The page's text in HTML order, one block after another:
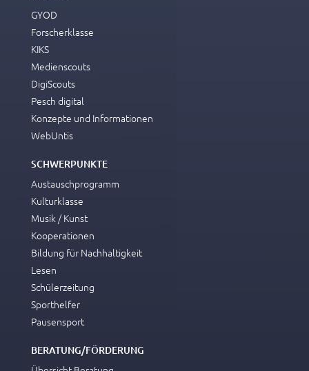
GYOD
Forscherklasse
KIKS
Medienscouts
DigiScouts
Pesch digital
Konzepte und Informationen
WebUntis
SCHWERPUNKTE
Austauschprogramm
Kulturklasse
Musik / Kunst
Kooperationen
Bildung für Nachhaltigkeit
Lesen
Schülerzeitung
Sporthelfer
Pausensport
BERATUNG/FÖRDERUNG